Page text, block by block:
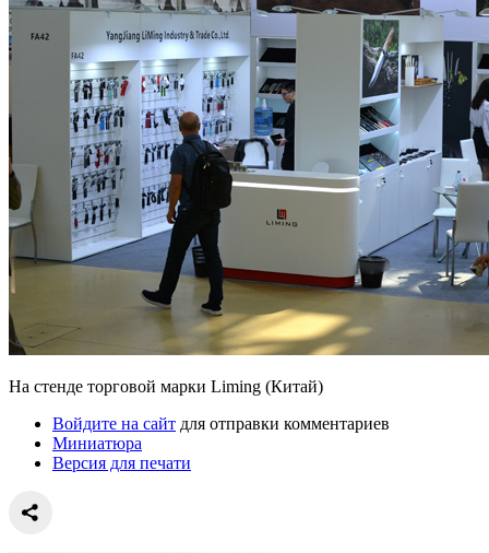
На стенде торговой марки Liming (Китай)
Войдите на сайт для отправки комментариев
Миниатюра
Версия для печати